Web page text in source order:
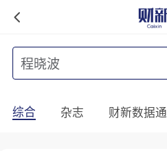
综合 杂志 财新数据通